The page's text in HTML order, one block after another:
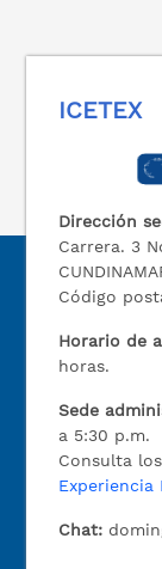
ICETEX
Dirección
Carrera. 3
Código
Horario de
horas.
Sede
a 5:30 p.m.
Consulta
Experiencia
Chat: